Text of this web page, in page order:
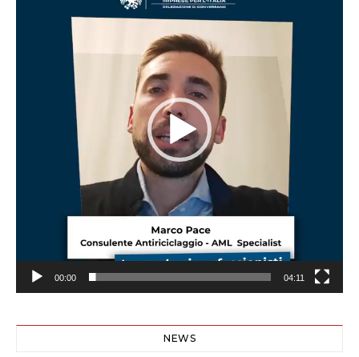
00:00 04:11
NEWS